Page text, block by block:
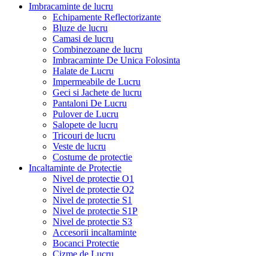
Imbracaminte de lucru
Echipamente Reflectorizante
Bluze de lucru
Camasi de lucru
Combinezoane de lucru
Imbracaminte De Unica Folosinta
Halate de Lucru
Impermeabile de Lucru
Geci si Jachete de lucru
Pantaloni De Lucru
Pulover de Lucru
Salopete de lucru
Tricouri de lucru
Veste de lucru
Costume de protectie
Incaltaminte de Protectie
Nivel de protectie O1
Nivel de protectie O2
Nivel de protectie S1
Nivel de protectie S1P
Nivel de protectie S3
Accesorii incaltaminte
Bocanci Protectie
Cizme de Lucru